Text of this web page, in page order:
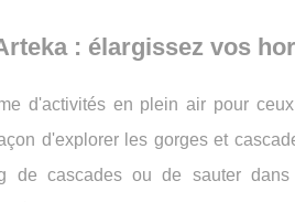
: élargissez vos
d'activités en plein air pour
d'explorer les gorges et
de cascades ou de sauter dans